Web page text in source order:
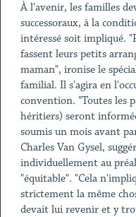
À l'avenir, les familles
successoraux, à la
intéressé soit impliqué.
fassent leurs petits
maman", ironise le
familial. Il s'agira en
convention. "Toutes les
héritiers) seront
soumis un mois avant
Charles Van Gysel,
individuellement au
"équitable". "Cela
strictement la même
devait lui revenir et y